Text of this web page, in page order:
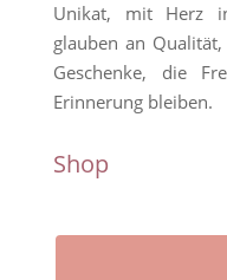
Unikat, mit Herz
glauben an
Geschenke, die
Erinnerung bleiben.
Shop